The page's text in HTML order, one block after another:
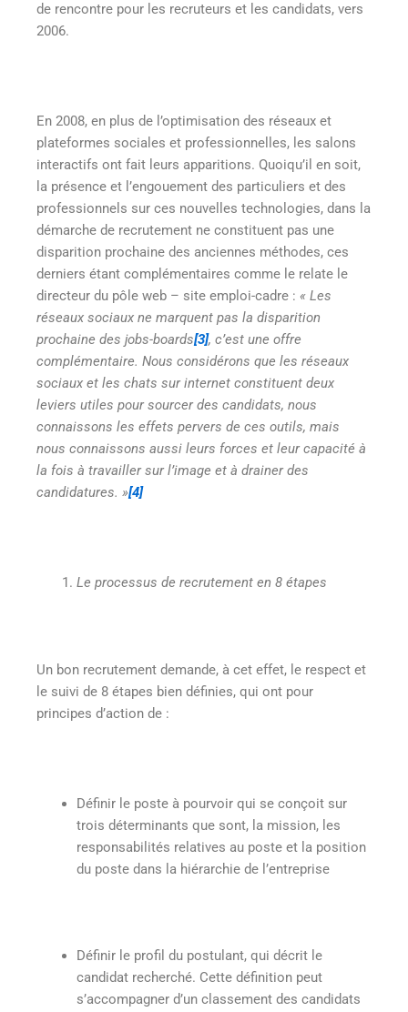
de rencontre pour les recruteurs et les candidats, vers
2006.
En 2008, en plus de l’optimisation des réseaux et
plateformes sociales et professionnelles, les salons
interactifs ont fait leurs apparitions. Quoiqu’il en soit,
la présence et l’engouement des particuliers et des
professionnels sur ces nouvelles technologies, dans la
démarche de recrutement ne constituent pas une
disparition prochaine des anciennes méthodes, ces
derniers étant complémentaires comme le relate le
directeur du pôle web – site emploi-cadre : « Les
réseaux sociaux ne marquent pas la disparition
prochaine des jobs-boards[3], c’est une offre
complémentaire. Nous considérons que les réseaux
sociaux et les chats sur internet constituent deux
leviers utiles pour sourcer des candidats, nous
connaissons les effets pervers de ces outils, mais
nous connaissons aussi leurs forces et leur capacité à
la fois à travailler sur l’image et à drainer des
candidatures. »[4]
Le processus de recrutement en 8 étapes
Un bon recrutement demande, à cet effet, le respect et
le suivi de 8 étapes bien définies, qui ont pour
principes d’action de :
Définir le poste à pourvoir qui se conçoit sur
trois déterminants que sont, la mission, les
responsabilités relatives au poste et la position
du poste dans la hiérarchie de l’entreprise
Définir le profil du postulant, qui décrit le
candidat recherché. Cette définition peut
s’accompagner d’un classement des candidats